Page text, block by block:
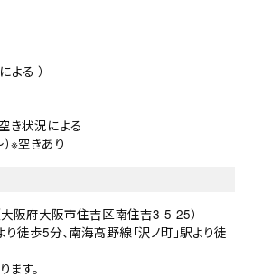
よる ）
き状況による
※空きあり
大阪府大阪市住吉区南住吉3-5-25）
徒歩5分、南海高野線「沢ノ町」駅より徒
す。